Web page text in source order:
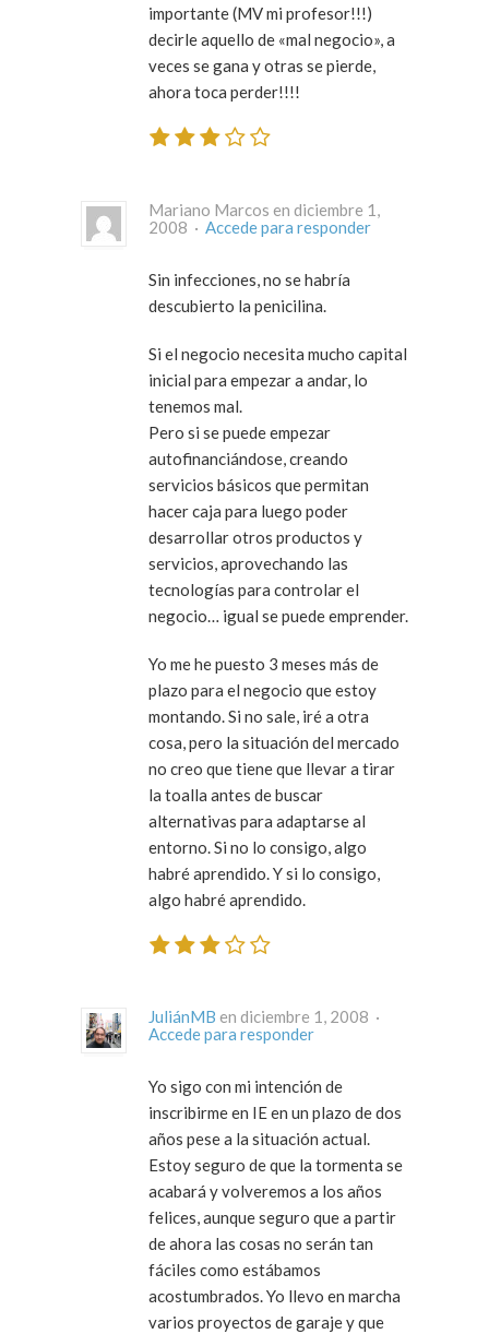
importante (MV mi profesor!!!)
decirle aquello de «mal negocio», a
veces se gana y otras se pierde,
ahora toca perder!!!!
Mariano Marcos en diciembre 1,
2008 · Accede para responder
Sin infecciones, no se habría
descubierto la penicilina.
Si el negocio necesita mucho capital
inicial para empezar a andar, lo
tenemos mal.
Pero si se puede empezar
autofinanciándose, creando
servicios básicos que permitan
hacer caja para luego poder
desarrollar otros productos y
servicios, aprovechando las
tecnologías para controlar el
negocio… igual se puede emprender.
Yo me he puesto 3 meses más de
plazo para el negocio que estoy
montando. Si no sale, iré a otra
cosa, pero la situación del mercado
no creo que tiene que llevar a tirar
la toalla antes de buscar
alternativas para adaptarse al
entorno. Si no lo consigo, algo
habré aprendido. Y si lo consigo,
algo habré aprendido.
JuliánMB
en diciembre 1, 2008 ·
Accede para responder
Yo sigo con mi intención de
inscribirme en IE en un plazo de dos
años pese a la situación actual.
Estoy seguro de que la tormenta se
acabará y volveremos a los años
felices, aunque seguro que a partir
de ahora las cosas no serán tan
fáciles como estábamos
acostumbrados. Yo llevo en marcha
varios proyectos de garaje y que